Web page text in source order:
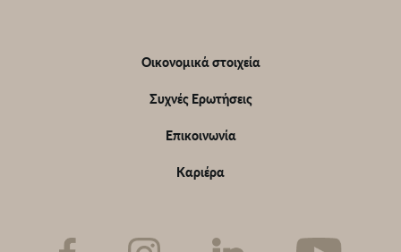
Υποσέλιδο
Οικονομικά στοιχεία
Συχνές Ερωτήσεις
Επικοινωνία
Καριέρα